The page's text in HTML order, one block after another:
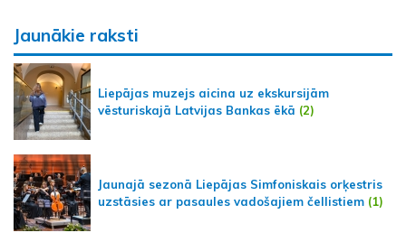
Jaunākie raksti
Liepājas muzejs aicina uz ekskursijām
vēsturiskajā Latvijas Bankas ēkā (2)
Jaunajā sezonā Liepājas Simfoniskais orķestris
uzstāsies ar pasaules vadošajiem čellistiem (1)